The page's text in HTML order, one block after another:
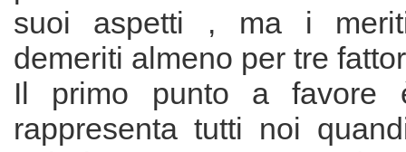
suoi aspetti , ma i
demeriti almeno per tre
Il primo punto a favore
rappresenta tutti noi